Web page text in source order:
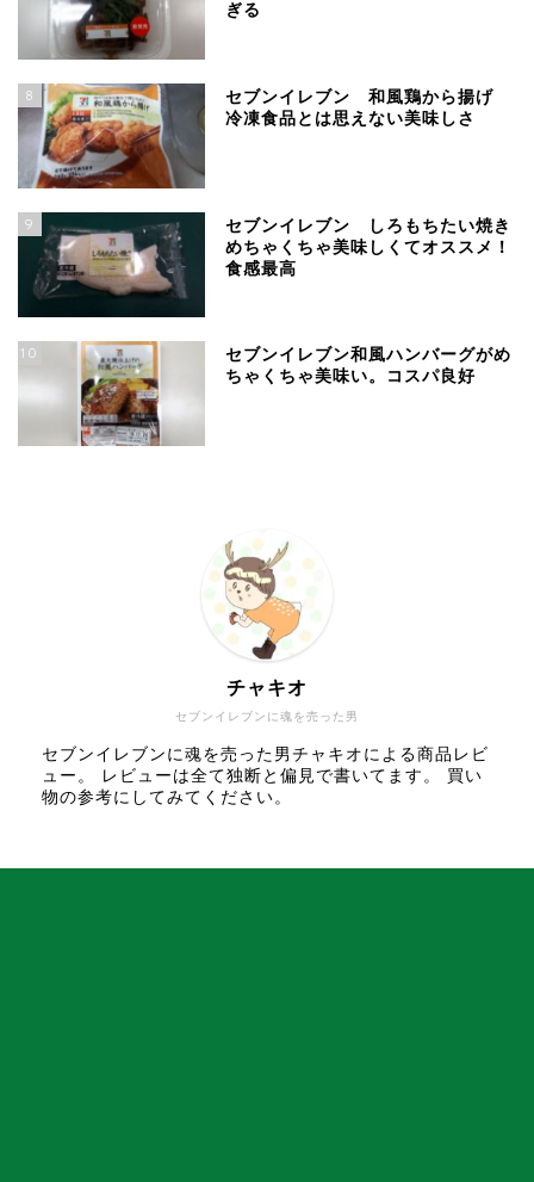
ぎる
8
セブンイレブン 和風鶏から揚げ
冷凍食品とは思えない美味しさ
9
セブンイレブン しろもちたい焼き
めちゃくちゃ美味しくてオススメ！
食感最高
10
セブンイレブン和風ハンバーグがめ
ちゃくちゃ美味い。コスパ良好
セブンイレブンに魂を売った男
チャキオ
セブンイレブンに魂を売った男チャキオによる商品レビ
ュー。 レビューは全て独断と偏見で書いてます。 買い
物の参考にしてみてください。